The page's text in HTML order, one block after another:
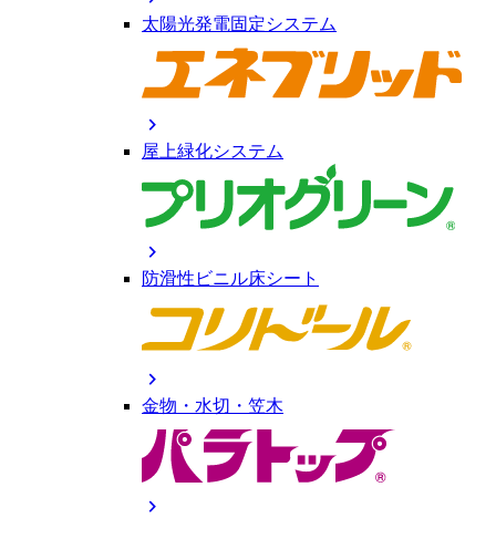
太陽光発電固定システム
chevron_right
屋上緑化システム
chevron_right
防滑性ビニル床シート
chevron_right
金物・水切・笠木
chevron_right